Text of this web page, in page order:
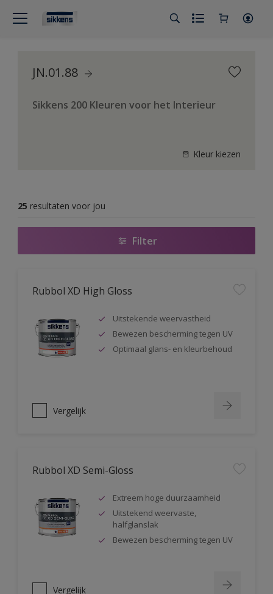
JN.01.88
Sikkens 200 Kleuren voor het Interieur
Kleur kiezen
25 resultaten voor jou
Filter
Rubbol XD High Gloss
Uitstekende weervastheid
Bewezen bescherming tegen UV
Optimaal glans- en kleurbehoud
Vergelijk
Rubbol XD Semi-Gloss
Extreem hoge duurzaamheid
Uitstekend weervaste,
halfglanslak
Bewezen bescherming tegen UV
Vergelijk